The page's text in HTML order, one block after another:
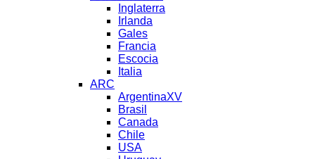
Inglaterra
Irlanda
Gales
Francia
Escocia
Italia
ARC
ArgentinaXV
Brasil
Canada
Chile
USA